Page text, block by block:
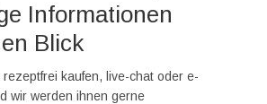
Informationen
Blick
rezeptfrei kaufen, live-chat oder e-
wir werden ihnen gerne